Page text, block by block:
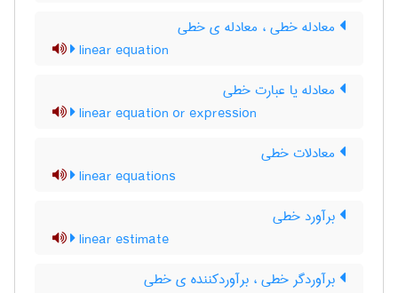
معادله خطی ، معادله ی خطی
linear equation
معادله یا عبارت خطی
linear equation or expression
معادلات خطی
linear equations
برآورد خطی
linear estimate
برآوردگر خطی ، برآوردکننده ی خطی